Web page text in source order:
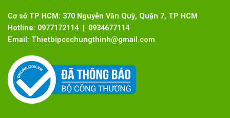
Cơ sở TP HCM: 370 Nguyễn Văn Quỳ, Quận 7, TP HCM
Hotline: 0977172114 | 0934677114
Email: Thietbipccchungthinh@gmail.com